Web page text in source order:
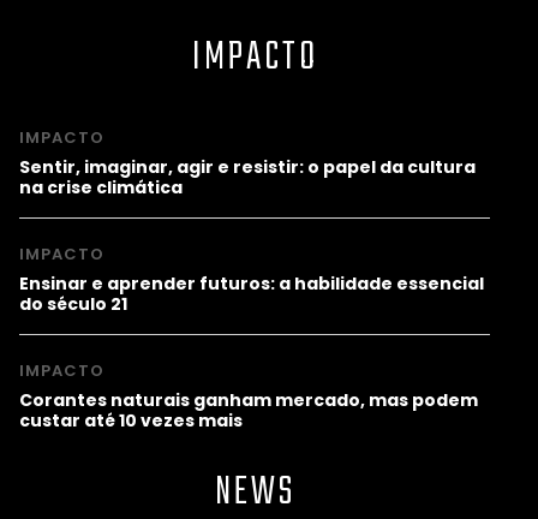
IMPACTO
IMPACTO
Sentir, imaginar, agir e resistir: o papel da cultura
na crise climática
IMPACTO
Ensinar e aprender futuros: a habilidade essencial
do século 21
IMPACTO
Corantes naturais ganham mercado, mas podem
custar até 10 vezes mais
NEWS